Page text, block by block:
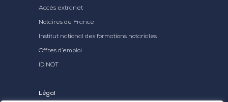
Accès extranet
Notaires de France
Institut national des formations notariales
Offres d’emploi
ID NOT
Légal